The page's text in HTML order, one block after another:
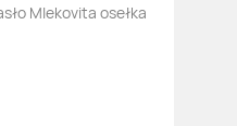
Mlekovita osełka